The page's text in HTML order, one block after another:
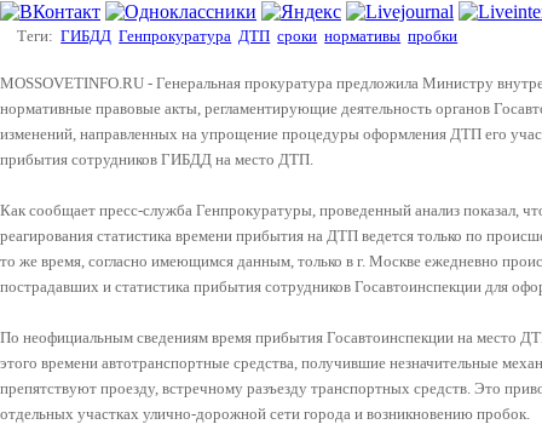
Теги: ГИБДД Генпрокуратура ДТП сроки нормативы пробки
MOSSOVETINFO.RU - Генеральная прокуратура предложила Министру
нормативные правовые акты, регламентирующие деятельность органов
изменений, направленных на упрощение процедуры оформления ДТП его
прибытия сотрудников ГИБДД на место ДТП.
Как сообщает пресс-служба Генпрокуратуры, проведенный анализ показал,
реагирования статистика времени прибытия на ДТП ведется только по
то же время, согласно имеющимся данным, только в г. Москве ежедневно
пострадавших и статистика прибытия сотрудников Госавтоинспекции для
По неофициальным сведениям время прибытия Госавтоинспекции на место
этого времени автотранспортные средства, получившие незначительные
препятствуют проезду, встречному разъезду транспортных средств. Это
отдельных участках улично-дорожной сети города и возникновению пробок.